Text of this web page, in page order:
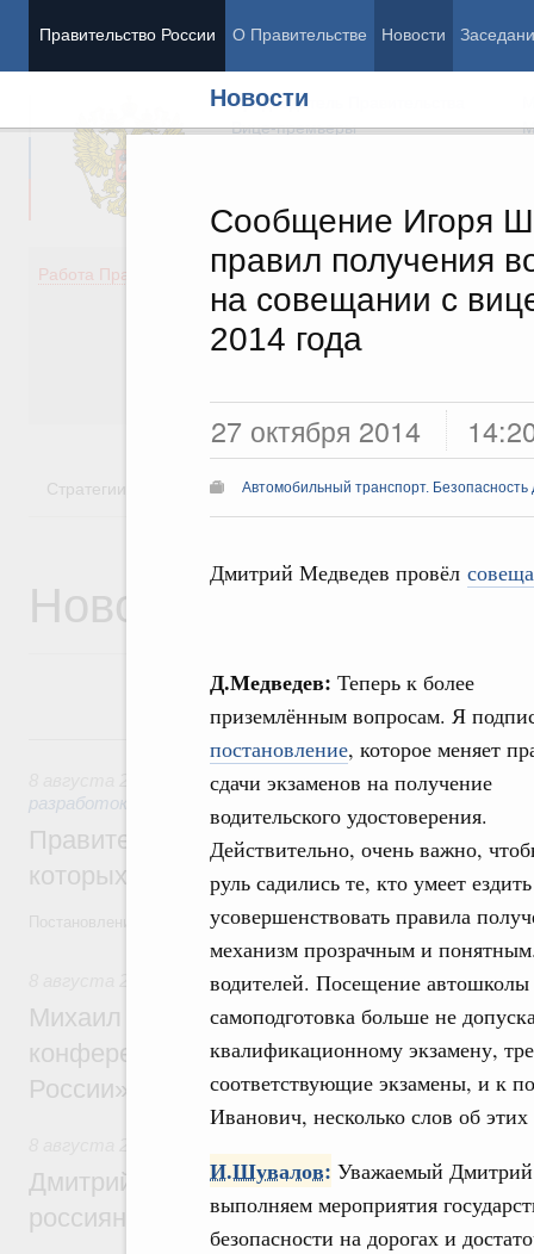
Правительство России О Правительстве Новости
Новости
Сообщение Игоря
правил получения
на совещании с
2014 года
27 октября 2014
Автомобильный транспорт.
Дмитрий Медведев провёл
Д.Медведев: Теперь к более
приземлённым вопросам. Я
постановление, которое меняет
сдачи экзаменов на получение
водительского удостоверения.
Действительно, очень важно,
руль садились те, кто умеет
усовершенствовать правила
механизм прозрачным и
водителей. Посещение автошколы
самоподготовка больше не
квалификационному экзамену,
соответствующие экзамены, и к
Иванович, несколько слов об
И.Шувалов: Уважаемый
выполняем мероприятия
безопасности на дорогах и
Председатель Правительства
Вице-премьеры
Работа Правительства
Демография
Здоровье
Образование
Культура
Государство
Стратегии Государственные программы
Новости
Государственная политика в сфере
разработок
Правительство расширило перечень
которых освобождаются от НДФЛ
Постановление от 5 августа 2026 года №978
Отрасль информационных технологий
Михаил Мишустин дал поручения по
конференции «Цифровая индустрия
России»
Дмитрий Чернышенко и Михаил
россиян с Днём физкультурника